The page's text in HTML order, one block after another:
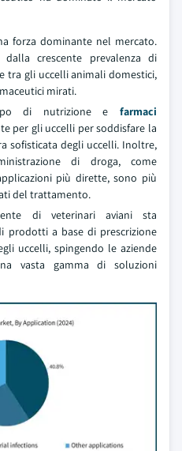
forza dominante nel mercato.
crescente prevalenza di
tra gli uccelli animali domestici,
mirati.
di nutrizione e farmaci
per gli uccelli per soddisfare la
sofisticata degli uccelli. Inoltre,
di droga, come
più dirette, sono più
del trattamento.
di veterinari aviani sta
prodotti a base di prescrizione
uccelli, spingendo le aziende
vasta gamma di soluzioni